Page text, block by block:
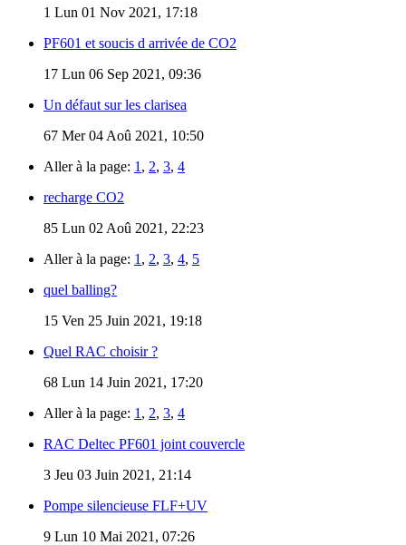
1 Lun 01 Nov 2021, 17:18
PF601 et soucis d arrivée de CO2
17 Lun 06 Sep 2021, 09:36
Un défaut sur les clarisea
67 Mer 04 Aoû 2021, 10:50
Aller à la page: 1 , 2, 3, 4
recharge CO2
85 Lun 02 Aoû 2021, 22:23
Aller à la page: 1 , 2, 3, 4, 5
quel balling?
15 Ven 25 Juin 2021, 19:18
Quel RAC choisir ?
68 Lun 14 Juin 2021, 17:20
Aller à la page: 1 , 2, 3, 4
RAC Deltec PF601 joint couvercle
3 Jeu 03 Juin 2021, 21:14
Pompe silencieuse FLF+UV
9 Lun 10 Mai 2021, 07:26